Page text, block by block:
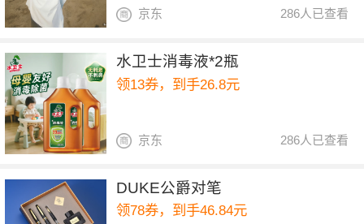
286人已查看
京东
水卫士消毒液*2瓶
领13券，到手26.8元
286人已查看
京东
DUKE公爵对笔
领78券，到手46.84元